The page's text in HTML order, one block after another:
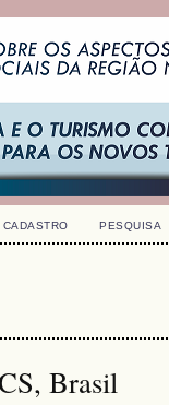
CADASTRO PESQUISA
Brasil